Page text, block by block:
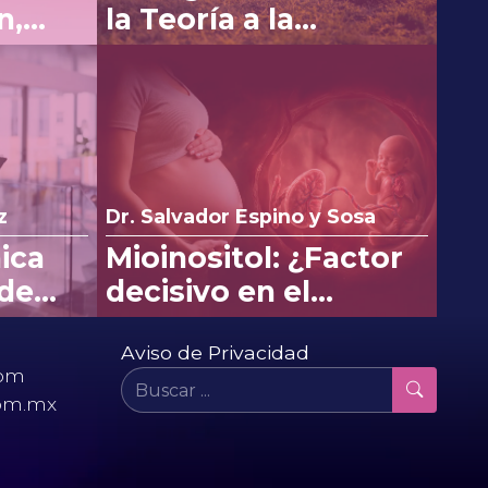
la Teoría a la
aplicación con SPM's
en Osteoartritis
el
Dr. Salvador Espino y Sosa
Mioinositol: ¿Factor
decisivo en el
desenlace perinatal?
Aviso de Privacidad